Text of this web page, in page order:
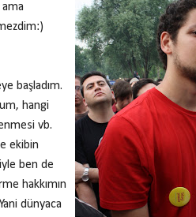
başladım.
hangi
vb.
ekibin
ben de
hakkımın
dünyaca